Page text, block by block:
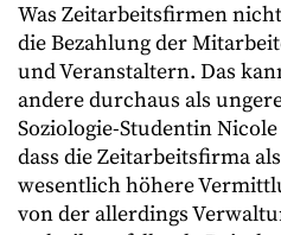
Was Zeitarbeitsfirmen
die Bezahlung der
und Veranstaltern. Das
andere durchaus als
Soziologie-Studentin
dass die Zeitarbeitsfirma
wesentlich höhere
von der allerdings